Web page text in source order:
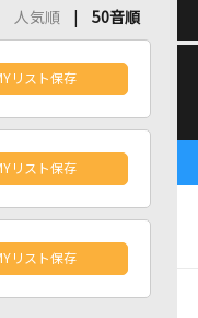
人気順 50音順
リスト保存
リスト保存
リスト保存